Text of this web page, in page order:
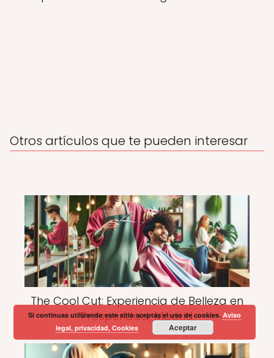
Otros artículos que te pueden interesar
The Cool Cut: Experiencia de Belleza en
Prosperidad, Madrid
Si continuas utilizando este sitio aceptas el uso de cookies.Aviso
legal, privacidad, Cookies
Aceptar